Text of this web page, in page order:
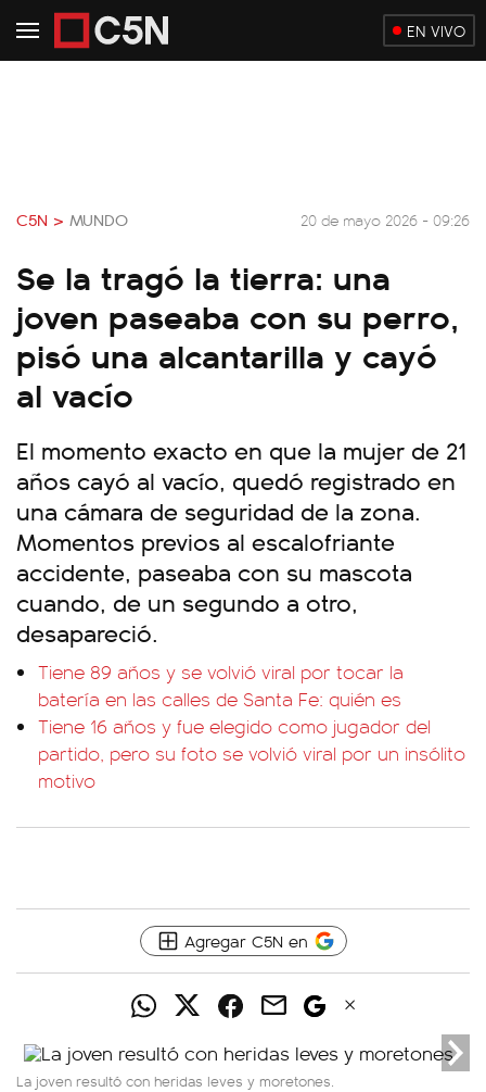
EN VIVO
C5N > MUNDO 20 de mayo 2026 - 09:26
Se la tragó la tierra: una
joven paseaba con su perro,
pisó una alcantarilla y cayó
al vacío
El momento exacto en que la mujer de 21
años cayó al vacío, quedó registrado en
una cámara de seguridad de la zona.
Momentos previos al escalofriante
accidente, paseaba con su mascota
cuando, de un segundo a otro,
desapareció.
Tiene 89 años y se volvió viral por tocar la
batería en las calles de Santa Fe: quién es
Tiene 16 años y fue elegido como jugador del
partido, pero su foto se volvió viral por un insólito
motivo
Agregar C5N en
La joven resultó con heridas leves y moretones.